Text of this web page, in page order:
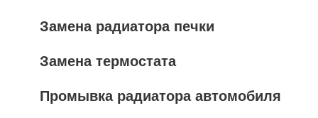
Замена радиатора печки
Замена термостата
Промывка радиатора автомобиля